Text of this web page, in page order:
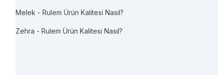
Melek - Rulem Ürün Kalitesi Nasıl?
Zehra - Rulem Ürün Kalitesi Nasıl?